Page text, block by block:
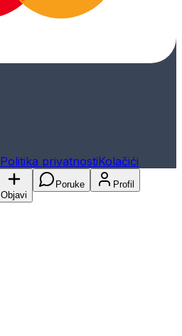
Politika privatnostiKolačići
Objavi
Poruke Profil